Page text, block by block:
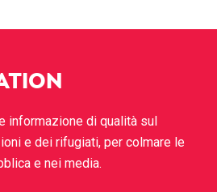
informazione di qualità sul
e dei rifugiati, per colmare le
e nei media.